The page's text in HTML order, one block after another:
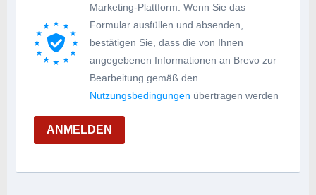
Marketing-Plattform. Wenn Sie das
Formular ausfüllen und absenden,
bestätigen Sie, dass die von Ihnen
angegebenen Informationen an Brevo zur
Bearbeitung gemäß den
Nutzungsbedingungen übertragen werden
ANMELDEN